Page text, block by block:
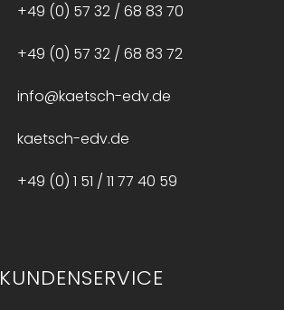
+49 (0) 57 32 / 68 83 70
+49 (0) 57 32 / 68 83 72
info@kaetsch-edv.de
kaetsch-edv.de
+49 (0) 1 51 / 11 77 40 59
KUNDENSERVICE